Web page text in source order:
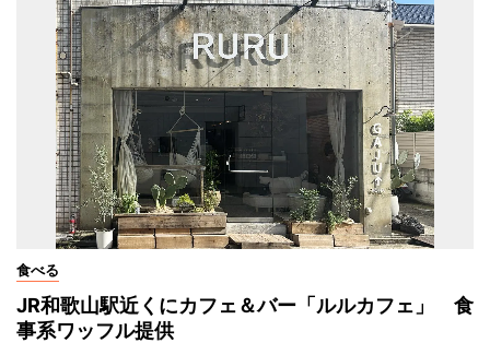
食べる
JR和歌山駅近くにカフェ＆バー「ルルカフェ」 食
事系ワッフル提供